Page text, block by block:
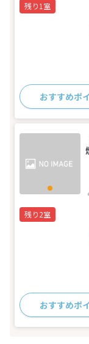
残り1室
おすすめポ
残り2室
おすすめポ